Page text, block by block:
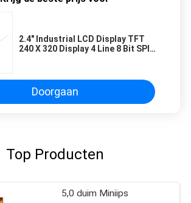
2.4" Industrial LCD Display TFT
240 X 320 Display 4 Line 8 Bit SPI
Doorgaan
Top Producten
5,0 duim Miniips